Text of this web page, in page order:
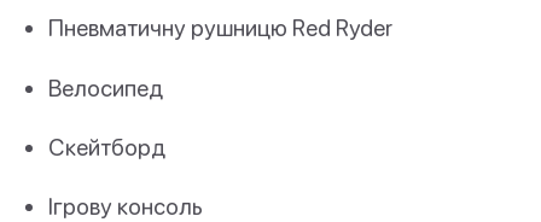
Пневматичну рушницю Red Ryder
Велосипед
Скейтборд
Ігрову консоль